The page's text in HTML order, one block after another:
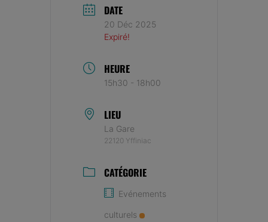
DATE
20 Déc 2025
Expiré!
HEURE
15h30 - 18h00
LIEU
La Gare
22120 Yffiniac
CATÉGORIE
Evénements
culturels